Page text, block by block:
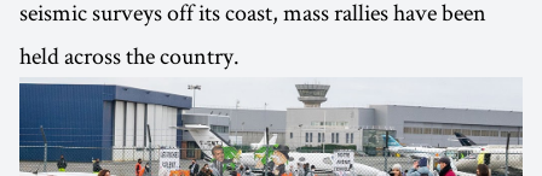
seismic surveys off its coast, mass rallies have been
held across the country.